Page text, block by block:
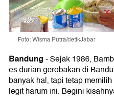
Foto: Wisma Putra/detikJabar
Bandung-Sejak 1986,
es durian gerobakan di
banyak hal, tapi tetap
legit harum ini. Begini